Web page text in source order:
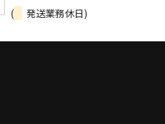
(
発送業務休日)